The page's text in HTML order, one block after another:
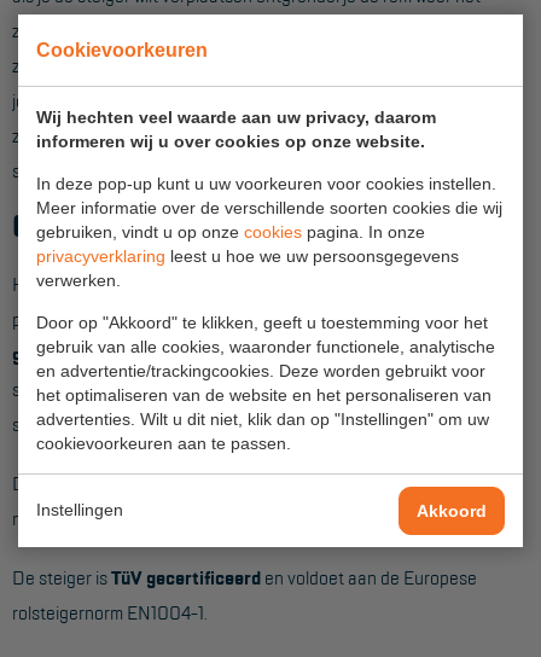
Cookievoorkeuren
Wij hechten veel waarde aan uw privacy, daarom
informeren wij u over cookies op onze website.
In deze pop-up kunt u uw voorkeuren voor cookies instellen.
Meer informatie over de verschillende soorten cookies die wij
gebruiken, vindt u op onze cookies pagina. In onze
privacyverklaring leest u hoe we uw persoonsgegevens
verwerken.
Door op "Akkoord" te klikken, geeft u toestemming voor het
gebruik van alle cookies, waaronder functionele, analytische
en advertentie/trackingcookies. Deze worden gebruikt voor
het optimaliseren van de website en het personaliseren van
advertenties. Wilt u dit niet, klik dan op "Instellingen" om uw
cookievoorkeuren aan te passen.
Instellingen Akkoord
Wet- en regelgeving
Algemene voorwaarden
Webshop voorwaarden
zo makkelijk. Wanneer je het wiel op de rem zet plaatst deze
zichzelf automatisch recht onder de staander. Hierdoor hoef
je nooit meer na te denken over de juiste stand van het
zwenkwiel. Met de wartel die op de wielstaander zit is de
steiger ook weer snel op de goede hoogte te stellen.
Gegarandeerde kwaliteit
Kies je voor een Primus rolsteiger dan heb je daar jarenlang
plezier van. Alle onderdelen wordenin Nederland
geproduceerdmet de nieuwste techniek. Hierdoor is een
snelle levering en service gegarandeerd en kunnen we je de
steiger aanbieden voor een scherpe prijs.
De Primus lichtgewicht rolsteiger is geschikt voor een
maximale belasting van
en 200kg/m2 per platform.
De steiger isTüV gecertificeerd en voldoet aan de Europese
rolsteigernorm EN1004-1.